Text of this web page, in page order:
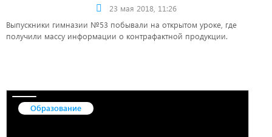
23 мая 2018, 11:26
Выпускники гимназии №53 побывали на открытом уроке, где
получили массу информации о контрафактной продукции.
Образование